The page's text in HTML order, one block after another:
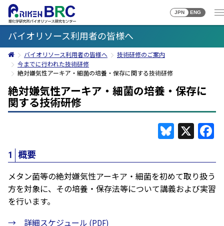
JPN ENG
バイオリソース利用者の皆様へ
バイオリソース利用者の皆様へ
技術研修のご案内
今までに行われた技術研修
絶対嫌気性アーキア・細菌の培養・保存に関する技術研修
絶対嫌気性アーキア・細菌の培養・保存に
関する技術研修
Bluesky
X
1 概要
メタン菌等の絶対嫌気性アーキア・細菌を初めて取り扱う
方を対象に、その培養・保存法等について講義および実習
を行います。
→ 詳細スケジュール (PDF)